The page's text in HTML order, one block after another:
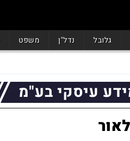
גלובל נדל"ן משפט
עיסקי בע"מ